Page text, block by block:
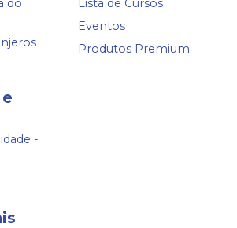
do
Lista de Cursos
Eventos
Produtos Premium
-